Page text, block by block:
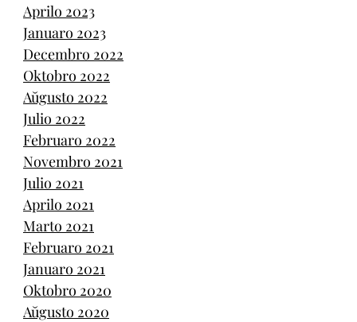
Aprilo 2023
Januaro 2023
Decembro 2022
Oktobro 2022
Aŭgusto 2022
Julio 2022
Februaro 2022
Novembro 2021
Julio 2021
Aprilo 2021
Marto 2021
Februaro 2021
Januaro 2021
Oktobro 2020
Aŭgusto 2020